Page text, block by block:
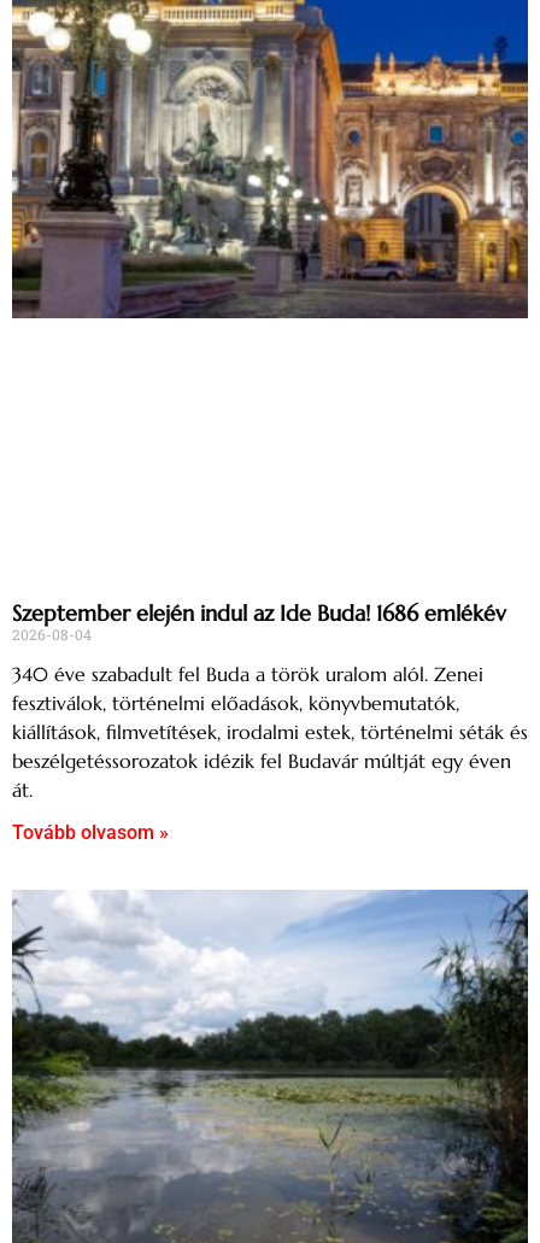
Szeptember elején indul az Ide Buda! 1686 emlékév
2026-08-04
340 éve szabadult fel Buda a török uralom alól. Zenei
fesztiválok, történelmi előadások, könyvbemutatók,
kiállítások, filmvetítések, irodalmi estek, történelmi séták és
beszélgetéssorozatok idézik fel Budavár múltját egy éven
át.
Tovább olvasom »